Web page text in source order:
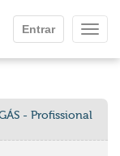
Entrar
- Profissional